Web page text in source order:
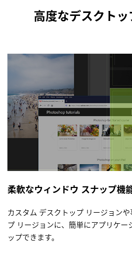
高度なデスクト
柔軟なウィンドウ スナップ機
カスタム デスクトップ リージョン
プ リージョンに、簡単にアプリケー
ップできます。